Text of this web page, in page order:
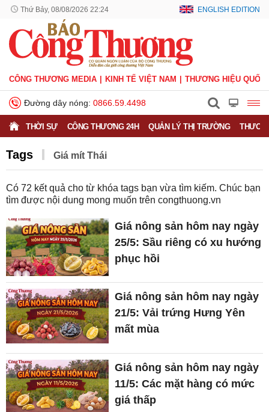
Thứ Bảy, 08/08/2026 22:24 ENGLISH EDITION
CÔNG THƯƠNG MEDIA KINH TẾ VIỆT NAM THƯƠNG HIỆU QUỐC
Đường dây nóng: 0866.59.4498
THỜI SỰ CÔNG THƯƠNG 24H QUẢN LÝ THỊ TRƯỜNG
Tags Giá mít Thái
Có 72 kết quả cho từ khóa tags bạn vừa tìm kiếm. Chúc bạn
tìm được nội dung mong muốn trên congthuong.vn
Giá nông sản hôm nay ngày
25/5: Sầu riêng có xu hướng
phục hồi
Giá nông sản hôm nay ngày
21/5: Vải trứng Hưng Yên
mất mùa
Giá nông sản hôm nay ngày
11/5: Các mặt hàng có mức
giá thấp